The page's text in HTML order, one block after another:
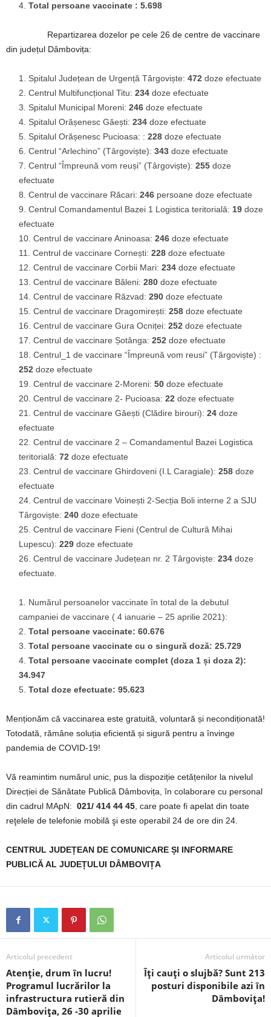
Total persoane vaccinate : 5.698
Repartizarea dozelor pe cele 26 de centre de vaccinare
din județul Dâmbovița:
Spitalul Județean de Urgență Târgoviște: 472 doze efectuate
Centrul Multifuncțional Titu: 234 doze efectuate
Spitalul Municipal Moreni: 246 doze efectuate
Spitalul Orășenesc Găești: 234 doze efectuate
Spitalul Orășenesc Pucioasa: : 228 doze efectuate
Centrul “Arlechino” (Târgoviște): 343 doze efectuate
Centrul “Împreună vom reuși” (Târgoviște): 255 doze
efectuate
Centrul de vaccinare Răcari: 246 persoane doze efectuate
Centrul Comandamentul Bazei 1 Logistica teritorială: 19 doze
efectuate
Centrul de vaccinare Aninoasa: 246 doze efectuate
Centrul de vaccinare Cornești: 228 doze efectuate
Centrul de vaccinare Corbii Mari: 234 doze efectuate
Centrul de vaccinare Băleni: 280 doze efectuate
Centrul de vaccinare Răzvad: 290 doze efectuate
Centrul de vaccinare Dragomirești: 258 doze efectuate
Centrul de vaccinare Gura Ocniței: 252 doze efectuate
Centrul de vaccinare Șotânga: 252 doze efectuate
Centrul_1 de vaccinare “Împreună vom reusi” (Târgoviște) :
252 doze efectuate
Centrul de vaccinare 2-Moreni: 50 doze efectuate
Centrul de vaccinare 2- Pucioasa: 22 doze efectuate
Centrul de vaccinare Găești (Clădire birouri): 24 doze
efectuate
Centrul de vaccinare 2 – Comandamentul Bazei Logistica
teritorială: 72 doze efectuate
Centrul de vaccinare Ghirdoveni (I.L Caragiale): 258 doze
efectuate
Centrul de vaccinare Voinești 2-Secția Boli interne 2 a SJU
Târgoviște: 240 doze efectuate
Centrul de vaccinare Fieni (Centrul de Cultură Mihai
Lupescu): 229 doze efectuate
Centrul de vaccinare Județean nr. 2 Târgoviște: 234 doze
efectuate.
Numărul persoanelor vaccinate în total de la debutul
campaniei de vaccinare ( 4 ianuarie – 25 aprilie 2021):
Total persoane vaccinate: 60.676
Total persoane vaccinate cu o singură doză: 25.729
Total persoane vaccinate complet (doza 1 și doza 2):
34.947
Total doze efectuate: 95.623
Menționăm că vaccinarea este gratuită, voluntară și necondiționată!
Totodată, rămâne soluția eficientă și sigură pentru a învinge
pandemia de COVID-19!
Vă reamintim numărul unic, pus la dispoziție cetățenilor la nivelul
Direcției de Sănătate Publică Dâmbovița, în colaborare cu personal
din cadrul MApN: 021/ 414 44 45 , care poate fi apelat din toate
reţelele de telefonie mobilă şi este operabil 24 de ore din 24.
CENTRUL JUDEȚEAN DE COMUNICARE ȘI INFORMARE
PUBLICĂ AL JUDEȚULUI DÂMBOVIȚA
Articolul precedent
Atenție, drum în lucru!
Programul lucrărilor la
infrastructura rutieră din
Dâmbovița, 26 -30 aprilie
Articolul următor
Îți cauți o slujbă? Sunt 213
posturi disponibile azi în
Dâmbovița!